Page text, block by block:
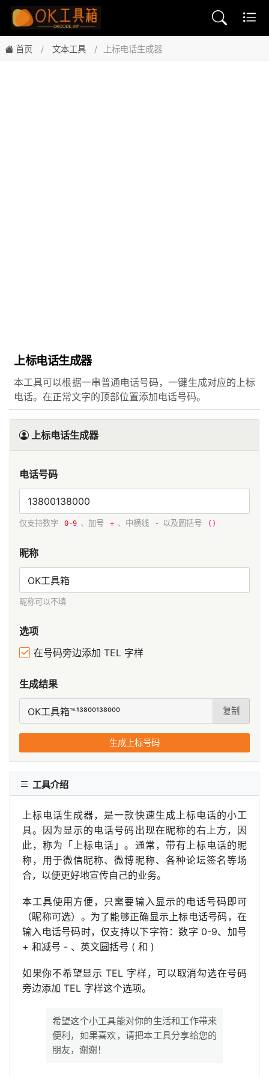
首页 文本工具 上标电话生成器
上标电话生成器
本工具可以根据一串普通电话号码，一键生成对应的上标
电话。在正常文字的顶部位置添加电话号码。
上标电话生成器
电话号码
仅支持数字 0-9 、加号 + 、中横线 - 以及圆括号 ()
昵称
昵称可以不填
选项
在号码旁边添加 TEL 字样
生成结果
复制
生成上标号码
工具介绍
上标电话生成器，是一款快速生成上标电话的小工
具。因为显示的电话号码出现在昵称的右上方，因
此，称为「上标电话」。通常，带有上标电话的昵
称，用于微信昵称、微博昵称、各种论坛签名等场
合，以便更好地宣传自己的业务。
本工具使用方便，只需要输入显示的电话号码即可
（昵称可选）。为了能够正确显示上标电话号码，在
输入电话号码时，仅支持以下字符：数字 0-9、加号
+ 和减号 - 、英文圆括号 ( 和 )
如果你不希望显示 TEL 字样，可以取消勾选在号码
旁边添加 TEL 字样这个选项。
希望这个小工具能对你的生活和工作带来
便利，如果喜欢，请把本工具分享给您的
朋友，谢谢！